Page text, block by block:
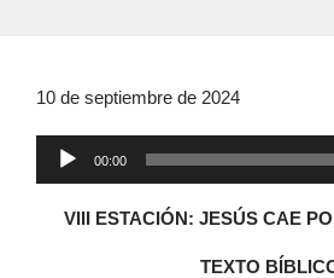
10 de septiembre de 2024
00:00
VIII ESTACIÓN: JESÚS CAE
TEXTO